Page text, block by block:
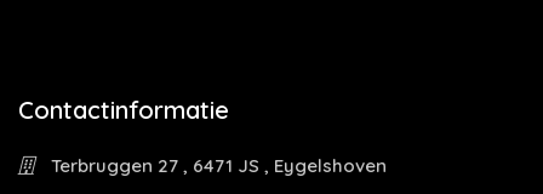
Contactinformatie
Terbruggen 27 , 6471 JS , Eygelshoven